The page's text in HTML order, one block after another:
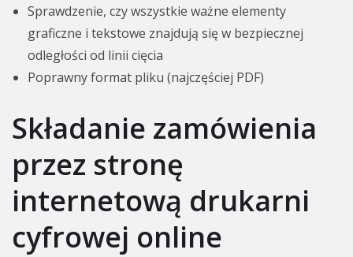
Sprawdzenie, czy wszystkie ważne elementy
graficzne i tekstowe znajdują się w bezpiecznej
odległości od linii cięcia
Poprawny format pliku (najczęściej PDF)
Składanie zamówienia
przez stronę
internetową drukarni
cyfrowej online